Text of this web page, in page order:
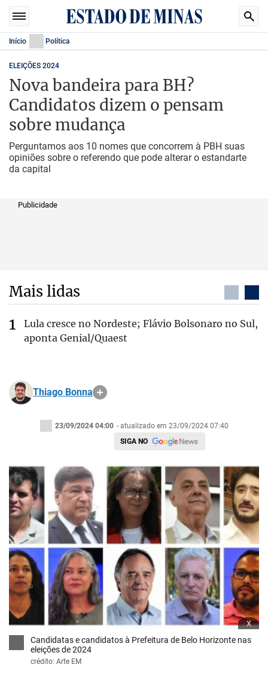
Início Política
ELEIÇÕES 2024
Nova bandeira para BH?
Candidatos dizem o pensam
sobre mudança
Perguntamos aos 10 nomes que concorrem à PBH suas
opiniões sobre o referendo que pode alterar o estandarte
da capital
Publicidade
Mais lidas
Lula cresce no Nordeste; Flávio Bolsonaro no Sul,
aponta Genial/Quaest
Thiago Bonna
23/09/2024 04:00 - atualizado em 23/09/2024 07:40
SIGA NO
x
Candidatas e candidatos à Prefeitura de Belo Horizonte nas
eleições de 2024
crédito: Arte EM